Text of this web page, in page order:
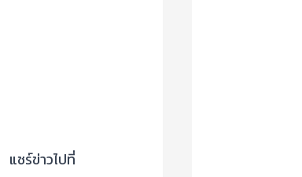
แชร์ข่าวไปที่